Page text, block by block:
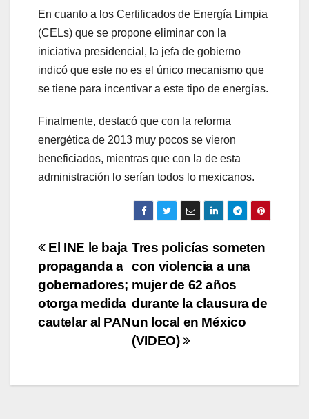
En cuanto a los Certificados de Energía Limpia
(CELs) que se propone eliminar con la
iniciativa presidencial, la jefa de gobierno
indicó que este no es el único mecanismo que
se tiene para incentivar a este tipo de energías.
Finalmente, destacó que con la reforma
energética de 2013 muy pocos se vieron
beneficiados, mientras que con la de esta
administración lo serían todos lo mexicanos.
Navegación
de
entradas
Tres policías someten
con violencia a una
mujer de 62 años
durante la clausura de
un local en México
(VIDEO)
El INE le baja
propaganda a
gobernadores;
otorga medida
cautelar al PAN